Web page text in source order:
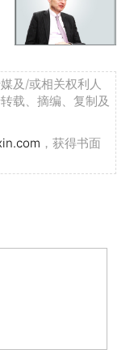
及/或相关权利人
载、摘编、复制及
，获得书面